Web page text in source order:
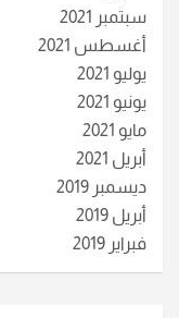
سبتمبر 2021
أغسطس 2021
يوليو 2021
يونيو 2021
مايو 2021
أبريل 2021
ديسمبر 2019
أبريل 2019
فبراير 2019